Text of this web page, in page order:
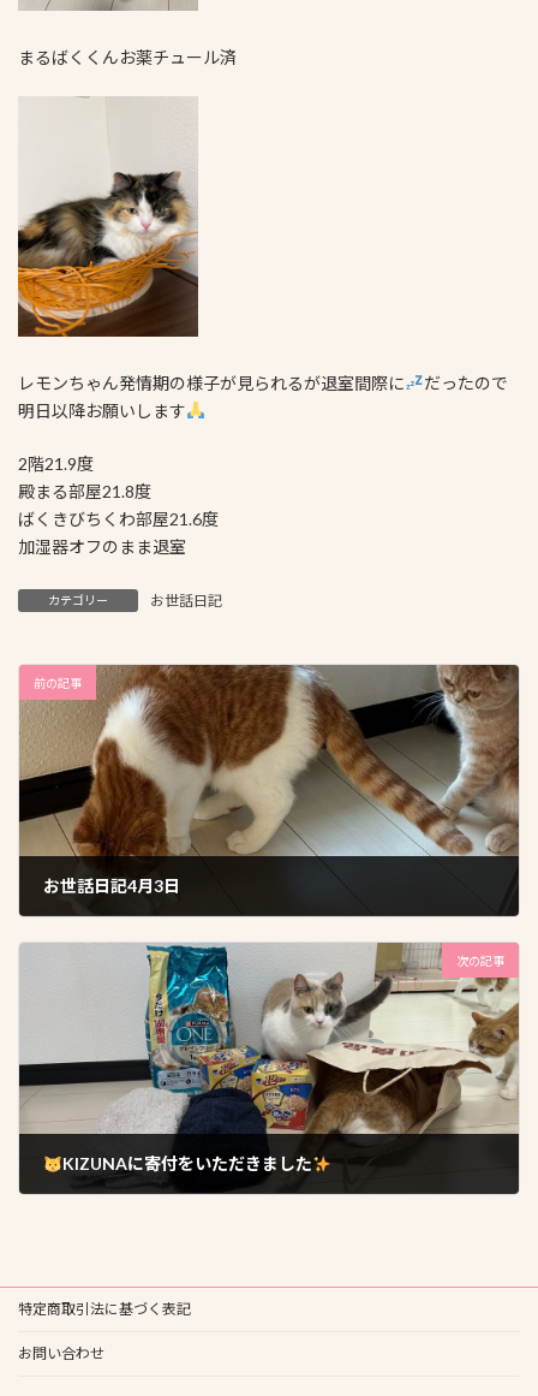
まるばくくんお薬チュール済
レモンちゃん発情期の様子が見られるが退室間際に
だったので
明日以降お願いします
2階21.9度
殿まる部屋21.8度
ばくきびちくわ部屋21.6度
加湿器オフのまま退室
カテゴリー お世話日記
前の記事
お世話日記4月3日
次の記事
KIZUNAに寄付をいただきました
特定商取引法に基づく表記
お問い合わせ